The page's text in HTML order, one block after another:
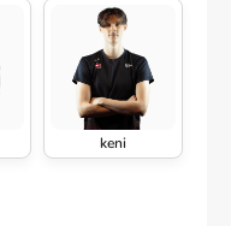
keni